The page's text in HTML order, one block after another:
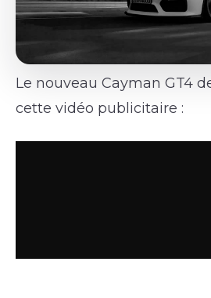
Le nouveau Cayman GT4
cette vidéo publicitaire :